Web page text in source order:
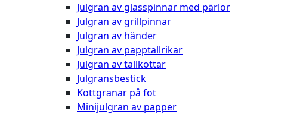
Julgran av glasspinnar med pärlor
Julgran av grillpinnar
Julgran av händer
Julgran av papptallrikar
Julgran av tallkottar
Julgransbestick
Kottgranar på fot
Minijulgran av papper